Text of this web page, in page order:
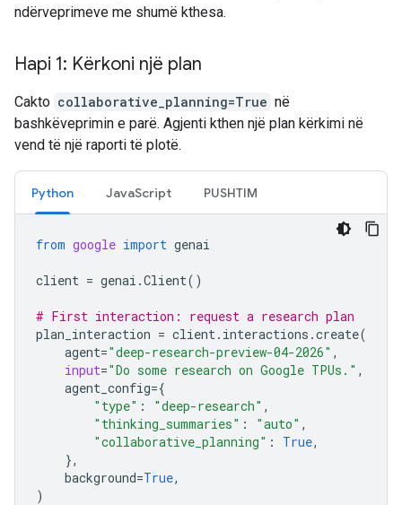
ndërveprimeve me shumë kthesa.
Hapi 1: Kërkoni një plan
Cakto collaborative_planning=True në
bashkëveprimin e parë. Agjenti kthen një plan kërkimi në
vend të një raporti të plotë.
Python JavaScript PUSHTIM
from google import genai
client = genai .Client()
# First interaction: request a research plan
plan_interaction = client. interactions .create(
agent="deep-research-preview-04-2026" ,
input="Do some research on Google TPUs." ,
agent_config={
"type" : "deep-research" ,
"thinking_summaries" : "auto" ,
"collaborative_planning" : True,
},
background=True,
)